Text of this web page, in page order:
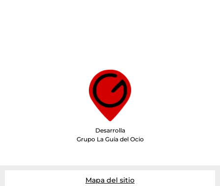
Desarrolla
Grupo La Guía del Ocio
Mapa del sitio